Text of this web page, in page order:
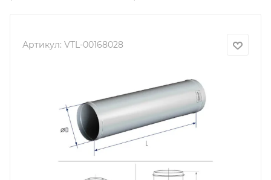
Артикул: VTL-00168028